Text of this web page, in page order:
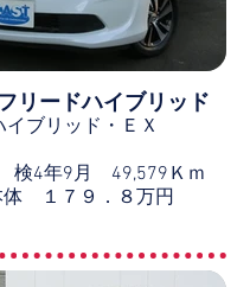
リードハイブリッド
イブリッド・ＥＸ
検4年9月 49,579Ｋｍ
体 １７９．８万円